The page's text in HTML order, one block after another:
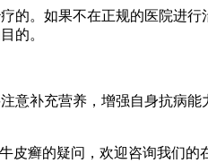
的。如果不在正规的医院进行
的。
意补充营养，增强自身抗病
皮癣的疑问，欢迎咨询我们